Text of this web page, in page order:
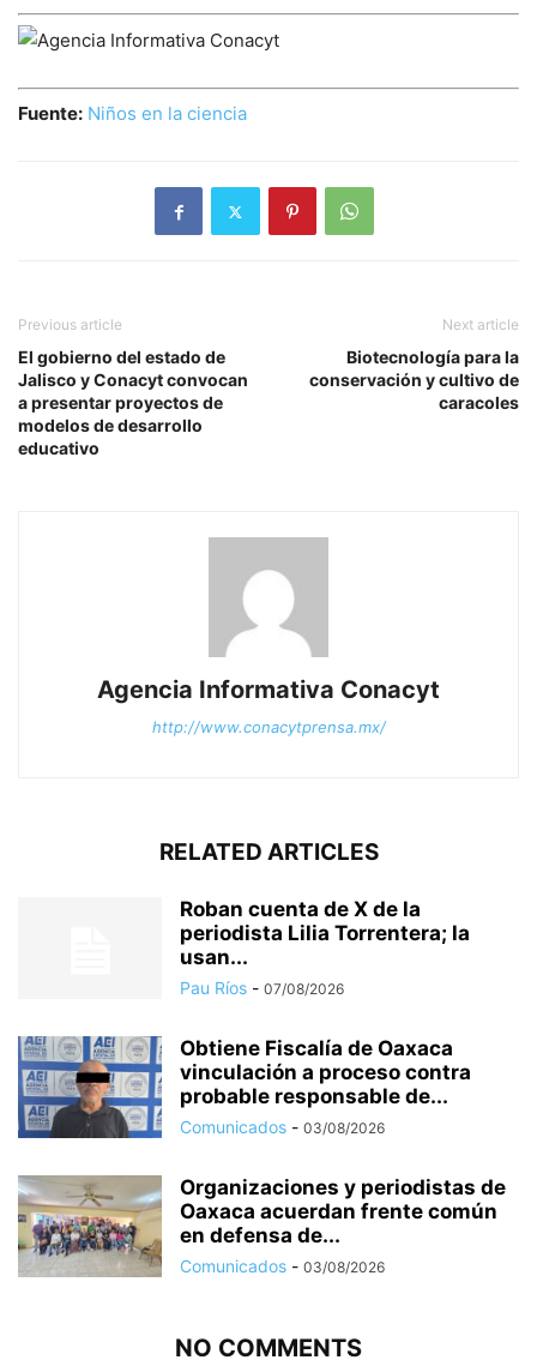
Fuente: Niños en la ciencia
Previous article
El gobierno del estado de
Jalisco y Conacyt convocan
a presentar proyectos de
modelos de desarrollo
educativo
Next article
Biotecnología para la
conservación y cultivo de
caracoles
Agencia Informativa Conacyt
http://www.conacytprensa.mx/
RELATED ARTICLES
Roban cuenta de X de la
periodista Lilia Torrentera; la
usan...
Pau Ríos - 07/08/2026
Obtiene Fiscalía de Oaxaca
vinculación a proceso contra
probable responsable de...
Comunicados - 03/08/2026
Organizaciones y periodistas de
Oaxaca acuerdan frente común
en defensa de...
Comunicados - 03/08/2026
NO COMMENTS